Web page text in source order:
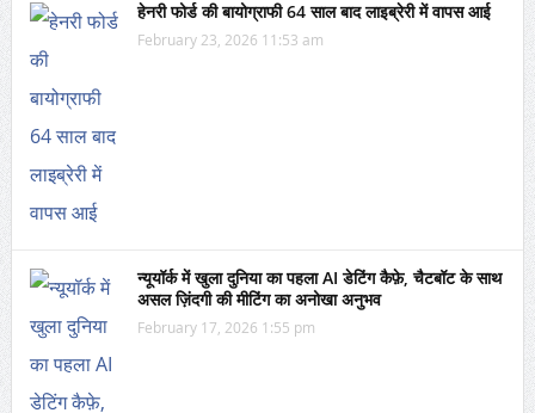
हेनरी फोर्ड की बायोग्राफी 64 साल बाद लाइब्रेरी में वापस आई
February 23, 2026 11:53 am
न्यूयॉर्क में खुला दुनिया का पहला AI डेटिंग कैफ़े, चैटबॉट के साथ
असल ज़िंदगी की मीटिंग का अनोखा अनुभव
February 17, 2026 1:55 pm